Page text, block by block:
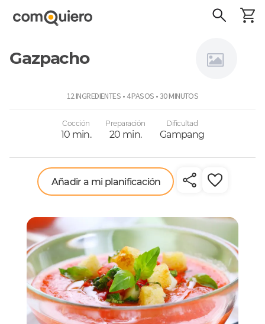
Gazpacho
12 INGREDIENTES • 4 PASOS • 30 MINUTOS
Cocción
10 min.
Preparación
20 min.
Dificultad
Gampang
Añadir a mi planificación